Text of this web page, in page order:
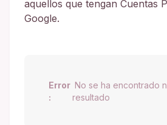
aquellos que tengan Cuentas
Google.
Error
:
No se ha encontrado
resultado